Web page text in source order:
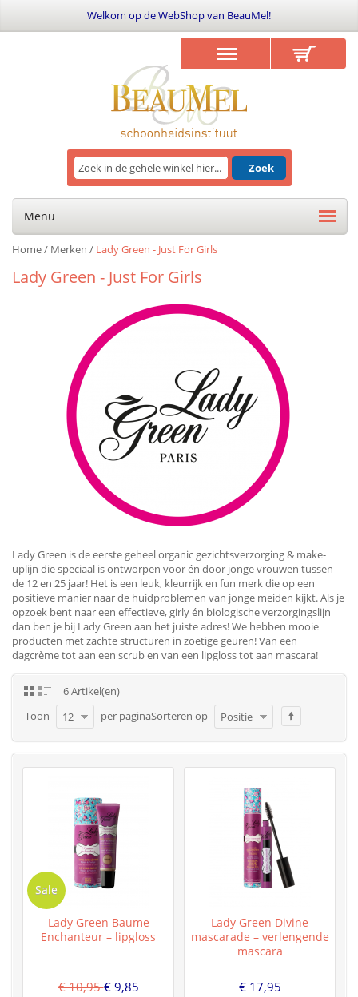
Welkom op de WebShop van BeauMel!
Zoek
Menu
Home/ Merken / Lady Green - Just For Girls
Lady Green - Just For Girls
Lady Green is de eerste geheel organic gezichtsverzorging & make-
uplijn die speciaal is ontworpen voor én door jonge vrouwen tussen
de 12 en 25 jaar! Het is een leuk, kleurrijk en fun merk die op een
positieve manier naar de huidproblemen van jonge meiden kijkt. Als je
opzoek bent naar een effectieve, girly én biologische verzorgingslijn
dan ben je bij Lady Green aan het juiste adres! We hebben mooie
producten met zachte structuren in zoetige geuren! Van een
dagcrème tot aan een scrub en van een lipgloss tot aan mascara!
6 Artikel(en)
Toon
12 per paginaSorteren op Positie
Sale
Lady Green Baume
Enchanteur – lipgloss
€ 10,95€ 9,85
Lady Green Divine
mascarade – verlengende
mascara
€ 17,95